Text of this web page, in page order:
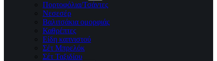
Πορτοφόλια/Τσάντες
Νεσεσέρ
Βαλιτσάκια ομορφιάς
Καθρέπτες
Είδη καπνιστού
Σέτ Μπρελόκ
Σέτ Ταξιδίου